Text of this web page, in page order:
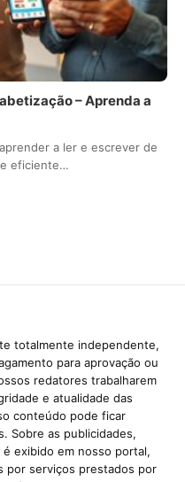
– Aprenda a
a ler e escrever de
eficiente…
totalmente independente,
para aprovação ou
redatores trabalharem
e atualidade das
conteúdo pode ficar
Sobre as publicidades,
exibido em nosso portal,
por serviços prestados por